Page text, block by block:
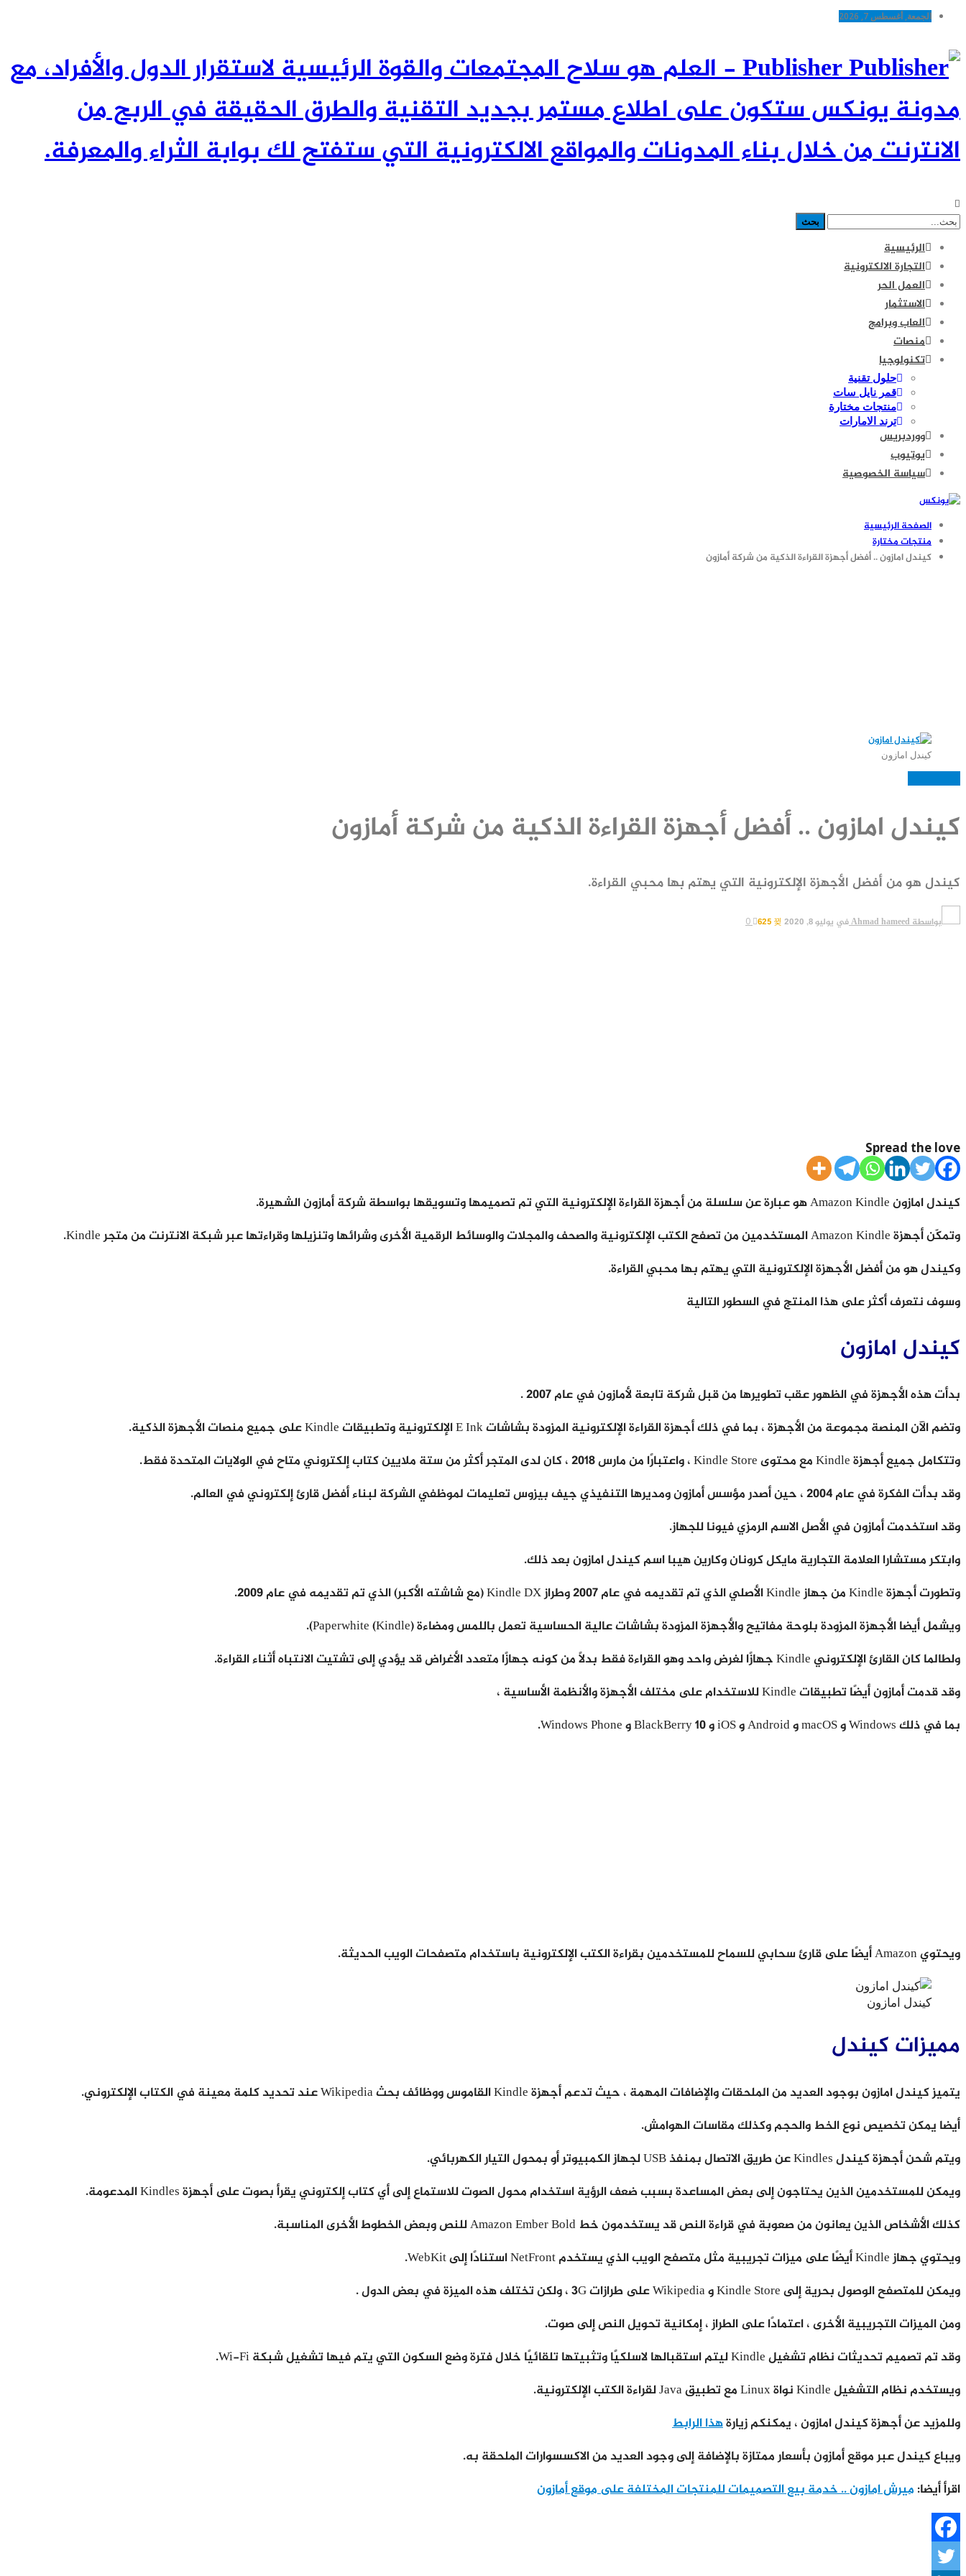
الجمعة, أغسطس 7, 2026
Publisher - العلم هو سلاح المجتمعات والقوة الرئيسية لاستقرار الدول والأفراد، مع
مدونة يونكس ستكون على اطلاع مستمر بجديد التقنية والطرق الحقيقة في الربح من
الانترنت من خلال بناء المدونات والمواقع الالكترونية التي ستفتح لك بوابة الثراء والمعرفة.
الرئيسية
التجارة الالكترونية
العمل الحر
الاستثمار
العاب وبرامج
منصات
تكنولوجيا
حلول تقنية
قمر نايل سات
منتجات مختارة
ترند الامارات
ووردبريس
يوتيوب
سياسة الخصوصية
الصفحة الرئيسية
منتجات مختارة
كيندل امازون .. أفضل أجهزة القراءة الذكية من شركة أمازون
كيندل امازون
كيندل امازون .. أفضل أجهزة القراءة الذكية من شركة أمازون
كيندل هو من أفضل الأجهزة الإلكترونية التي يهتم بها محبي القراءة.
بواسطةAhmad hameedفي يوليو 8, 2020
Spread the love
كيندل امازون Amazon Kindle هو عبارة عن سلسلة من أجهزة القراءة الإلكترونية التي تم تصميمها وتسويقها بواسطة شركة أمازون الشهيرة.
وتمكّن أجهزة Amazon Kindle المستخدمين من تصفح الكتب الإلكترونية والصحف والمجلات والوسائط الرقمية الأخرى وشرائها وتنزيلها وقراءتها عبر شبكة الانترنت من متجر Kindle.
وكيندل هو من أفضل الأجهزة الإلكترونية التي يهتم بها محبي القراءة.
وسوف نتعرف أكثر على هذا المنتج في السطور التالية
كيندل امازون
بدأت هذه الأجهزة في الظهور عقب تطويرها من قبل شركة تابعة لأمازون في عام 2007 .
وتضم الآن المنصة مجموعة من الأجهزة ، بما في ذلك أجهزة القراءة الإلكترونية المزودة بشاشات E Ink الإلكترونية وتطبيقات Kindle على جميع منصات الأجهزة الذكية.
وتتكامل جميع أجهزة Kindle مع محتوى Kindle Store ، واعتبارًا من مارس 2018 ، كان لدى المتجر أكثر من ستة ملايين كتاب إلكتروني متاح في الولايات المتحدة فقط.
وقد بدأت الفكرة في عام 2004 ، حين أصدر مؤسس أمازون ومديرها التنفيذي جيف بيزوس تعليمات لموظفي الشركة لبناء أفضل قارئ إلكتروني في العالم.
وقد استخدمت أمازون في الأصل الاسم الرمزي فيونا للجهاز.
وابتكر مستشارا العلامة التجارية مايكل كرونان وكارين هيبا اسم كيندل امازون بعد ذلك.
وتطورت أجهزة Kindle من جهاز Kindle الأصلي الذي تم تقديمه في عام 2007 وطراز Kindle DX (مع شاشته الأكبر) الذي تم تقديمه في عام 2009.
ويشمل أيضا الأجهزة المزودة بلوحة مفاتيح والأجهزة المزودة بشاشات عالية الحساسية تعمل باللمس ومضاءة (Kindle) Paperwhite).
ولطالما كان القارئ الإلكتروني Kindle جهازًا لغرض واحد وهو القراءة فقط بدلاً من كونه جهازًا متعدد الأغراض قد يؤدي إلى تشتيت الانتباه أثناء القراءة.
وقد قدمت أمازون أيضًا تطبيقات Kindle للاستخدام على مختلف الأجهزة والأنظمة الأساسية ،
بما في ذلك Windows و macOS و Android و iOS و BlackBerry 10 و Windows Phone.
ويحتوي Amazon أيضًا على قارئ سحابي للسماح للمستخدمين بقراءة الكتب الإلكترونية باستخدام متصفحات الويب الحديثة.
كيندل امازون
مميزات كيندل
يتميز كيندل امازون بوجود العديد من الملحقات والإضافات المهمة ، حيث تدعم أجهزة Kindle القاموس ووظائف بحث Wikipedia عند تحديد كلمة معينة في الكتاب الإلكتروني.
أيضا يمكن تخصيص نوع الخط والحجم وكذلك مقاسات الهوامش.
ويتم شحن أجهزة كيندل Kindles عن طريق الاتصال بمنفذ USB لجهاز الكمبيوتر أو بمحول التيار الكهربائي.
ويمكن للمستخدمين الذين يحتاجون إلى بعض المساعدة بسبب ضعف الرؤية استخدام محول الصوت للاستماع إلى أي كتاب إلكتروني يقرأ بصوت على أجهزة Kindles المدعومة.
كذلك الأشخاص الذين يعانون من صعوبة في قراءة النص قد يستخدمون خط Amazon Ember Bold للنص وبعض الخطوط الأخرى المناسبة.
ويحتوي جهاز Kindle أيضًا على ميزات تجريبية مثل متصفح الويب الذي يستخدم NetFront استنادًا إلى WebKit.
ويمكن للمتصفح الوصول بحرية إلى Kindle Store و Wikipedia على طرازات 3G ، ولكن تختلف هذه الميزة في بعض الدول .
ومن الميزات التجريبية الأخرى ، اعتمادًا على الطراز ، إمكانية تحويل النص إلى صوت.
وقد تم تصميم تحديثات نظام تشغيل Kindle ليتم استقبالها لاسلكيًا وتثبيتها تلقائيًا خلال فترة وضع السكون التي يتم فيها تشغيل شبكة Wi-Fi.
ويستخدم نظام التشغيل Kindle نواة Linux مع تطبيق Java لقراءة الكتب الإلكترونية.
وللمزيد عن أجهزة كيندل امازون ، يمكنكم زيارةهذا الرابط
ويباع كيندل عبر موقع أمازون بأسعار ممتازة بالإضافة إلى وجود العديد من الاكسسوارات الملحقة به.
اقرأ أيضا: ميرش امازون .. خدمة بيع التصميمات للمنتجات المختلفة على موقع أمازون